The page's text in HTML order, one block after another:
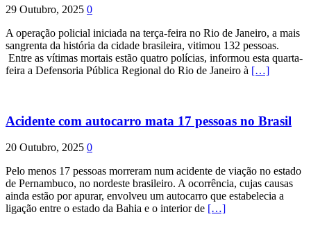
29 Outubro, 2025 0
A operação policial iniciada na terça-feira no Rio de Janeiro, a mais
sangrenta da história da cidade brasileira, vitimou 132 pessoas.
Entre as vítimas mortais estão quatro polícias, informou esta quarta-
feira a Defensoria Pública Regional do Rio de Janeiro à […]
Acidente com autocarro mata 17 pessoas no Brasil
20 Outubro, 2025 0
Pelo menos 17 pessoas morreram num acidente de viação no estado
de Pernambuco, no nordeste brasileiro. A ocorrência, cujas causas
ainda estão por apurar, envolveu um autocarro que estabelecia a
ligação entre o estado da Bahia e o interior de […]